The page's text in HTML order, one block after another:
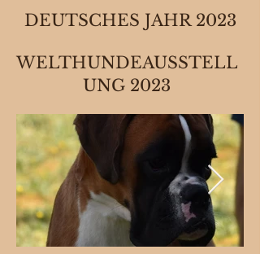
DEUTSCHES JAHR 2023
WELTHUNDEAUSSTELL
UNG 2023